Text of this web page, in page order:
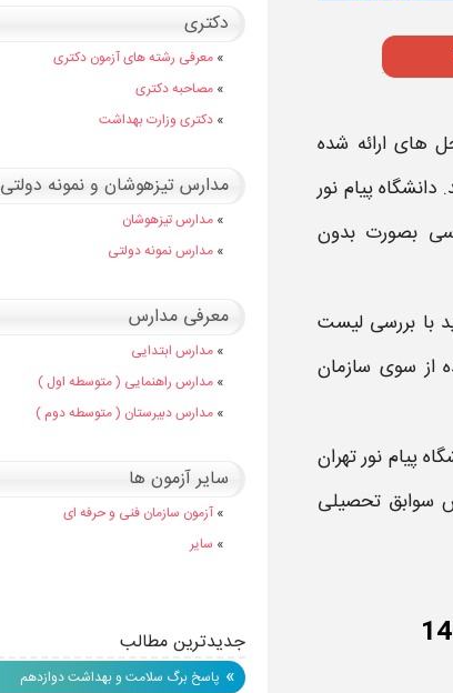
کنکور سراسری، بیش از 85% از رشته محل های ارائه شده
دانشگاه پیام نور
بصورت بدون
با بررسی لیست
از سوی سازمان
پیام نور تهران
سوابق تحصیلی
دکتری
» معرفی رشته های آزمون دکتری
» مصاحبه دکتری
» دکتری وزارت بهداشت
مدارس تیزهوشان و نمونه دولتی
» مدارس تیزهوشان
» مدارس نمونه دولتی
معرفی مدارس
» مدارس ابتدایی
» مدارس راهنمایی ( متوسطه اول )
» مدارس دبیرستان ( متوسطه دوم )
سایر آزمون ها
» آزمون سازمان فنی و حرفه ای
» سایر
جدیدترین مطالب
» پاسخ برگ سلامت و بهداشت دوازدهم